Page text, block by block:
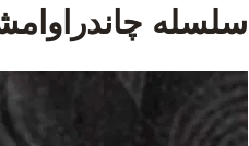
سلسله